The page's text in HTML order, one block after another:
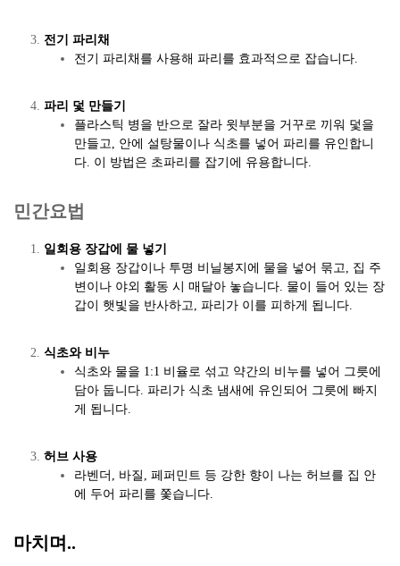
전기 파리채
전기 파리채를 사용해 파리를 효과적으로 잡습니다.
파리 덫 만들기
플라스틱 병을 반으로 잘라 윗부분을 거꾸로 끼워 덫을
만들고, 안에 설탕물이나 식초를 넣어 파리를 유인합니
다. 이 방법은 초파리를 잡기에 유용합니다.
민간요법
일회용 장갑에 물 넣기
일회용 장갑이나 투명 비닐봉지에 물을 넣어 묶고, 집 주
변이나 야외 활동 시 매달아 놓습니다. 물이 들어 있는 장
갑이 햇빛을 반사하고, 파리가 이를 피하게 됩니다.
식초와 비누
식초와 물을 1:1 비율로 섞고 약간의 비누를 넣어 그릇에
담아 둡니다. 파리가 식초 냄새에 유인되어 그릇에 빠지
게 됩니다.
허브 사용
라벤더, 바질, 페퍼민트 등 강한 향이 나는 허브를 집 안
에 두어 파리를 쫓습니다.
마치며..